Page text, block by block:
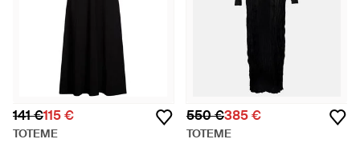
141 €115 €
TOTEME
550 €385 €
TOTEME